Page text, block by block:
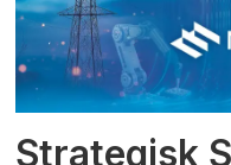
Strategisk